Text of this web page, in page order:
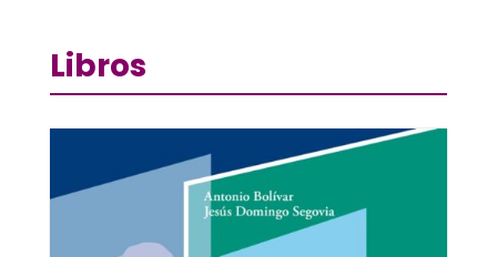
Libros